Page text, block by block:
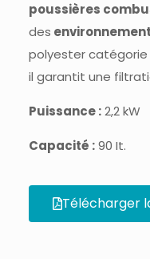
poussières
des
polyester
il garantit une
Puissance :2,2 kW
Capacité :90 It.
Télécharger